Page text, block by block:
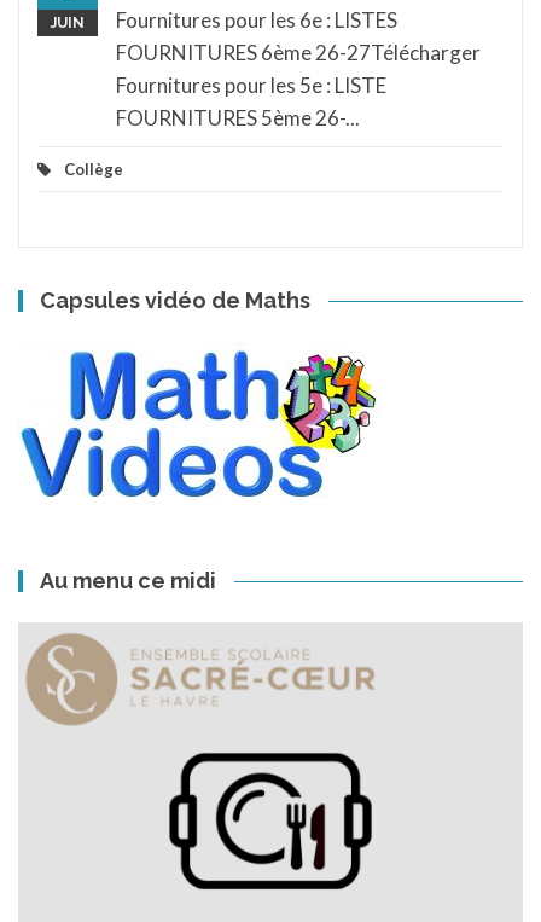
JUIN
Fournitures pour les 6e : LISTES
FOURNITURES 6ème 26-27Télécharger
Fournitures pour les 5e : LISTE
FOURNITURES 5ème 26-...
Collège
Capsules vidéo de Maths
Au menu ce midi